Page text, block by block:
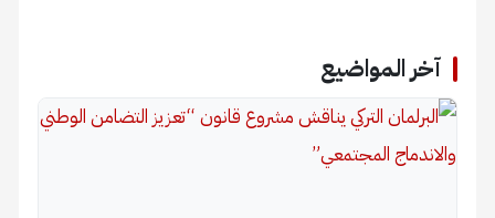
آخر المواضيع